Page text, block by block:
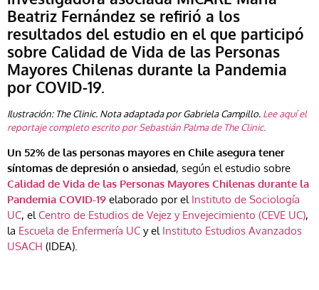
Beatriz Fernández se refirió a los
resultados del estudio en el que participó
sobre Calidad de Vida de las Personas
Mayores Chilenas durante la Pandemia
por COVID-19.
Ilustración: The Clinic. Nota adaptada por Gabriela Campillo. Lee aquí el
reportaje completo escrito por Sebastián Palma de The Clinic.
Un 52% de las personas mayores en Chile asegura tener
síntomas de depresión o ansiedad, según el estudio sobre
Calidad de Vida de las Personas Mayores Chilenas durante la
Pandemia COVID-19 elaborado por el Instituto de Sociología
UC, elCentro de Estudios de Vejez y Envejecimiento (CEVE UC),
la Escuela de Enfermería UC y el Instituto Estudios Avanzados
USACH (IDEA).